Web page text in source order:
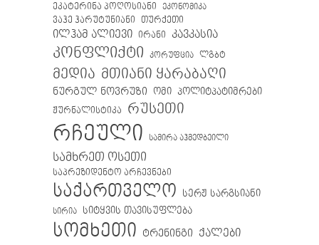
ეკატერინა პოღოსიანი
ეკონომიკა
ვაჰე ჰარუტუნიანი თურქეთი
ილჰამ ალიევი ირანი კავკასია
კონფლიქტი კორუფცია ლგბტ
მედია მთიანი ყარაბაღი
ნურგულ ნოვრუზი ომი პოლიტპატიმრები
ჟურნალისტიკა
რუსეთი
რჩეული სამირა აჰმედბეილი
სამხრეთ ოსეთი
საპრეზიდენტო არჩევნები
საქართველო სერჟ სარგსიანი
სირია სიტყვის თავისუფლება
სომხეთი ტრენინგი ქალები